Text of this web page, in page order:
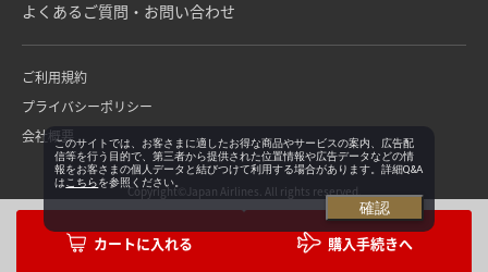
購入手続きへ
よくあるご質問・お問い合わせ
ご利用規約
プライバシーポリシー
会社概要
Copyright©Japan Airlines. All rights reserved.
このサイトでは、お客さまに適したお得な商品やサービスの案内、広告配
信等を行う目的で、第三者から提供された位置情報や広告データなどの情
報をお客さまの個人データと結びつけて利用する場合があります。詳細Q&A
は こちらを参照ください。
確認